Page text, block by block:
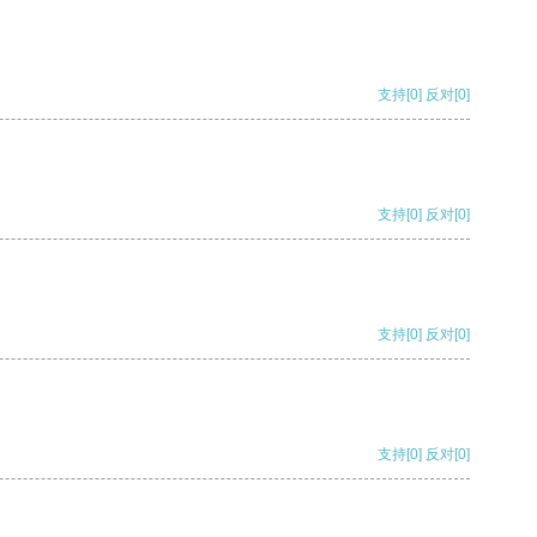
支持[0] 反对[0]
支持[0] 反对[0]
支持[0] 反对[0]
支持[0] 反对[0]